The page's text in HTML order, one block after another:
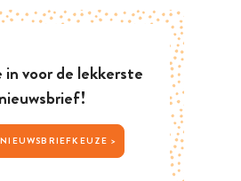
in voor de lekkerste
nieuwsbrief!
JOUW NIEUWSBRIEFKEUZE >